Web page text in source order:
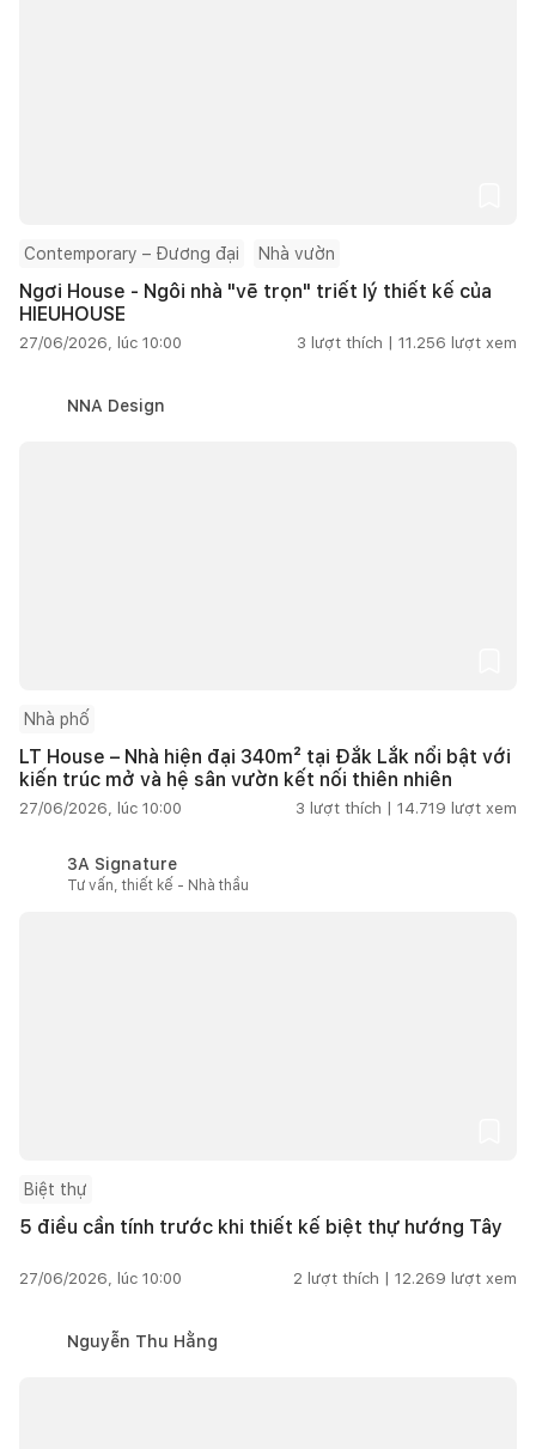
Contemporary – Đương đại Nhà vườn
Ngơi House - Ngôi nhà "vẽ trọn" triết lý thiết kế của
HIEUHOUSE
27/06/2026, lúc 10:00 3 lượt thích | 11.256 lượt xem
NNA Design
Nhà phố
LT House – Nhà hiện đại 340m² tại Đắk Lắk nổi bật với
kiến trúc mở và hệ sân vườn kết nối thiên nhiên
27/06/2026, lúc 10:00 3 lượt thích | 14.719 lượt xem
3A Signature
Tư vấn, thiết kế - Nhà thầu
Biệt thự
5 điều cần tính trước khi thiết kế biệt thự hướng Tây
27/06/2026, lúc 10:00 2 lượt thích | 12.269 lượt xem
Nguyễn Thu Hằng